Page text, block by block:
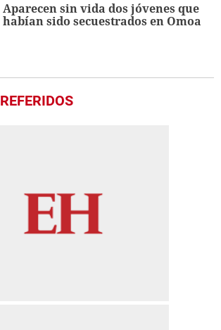
Aparecen sin vida dos jóvenes que
habían sido secuestrados en Omoa